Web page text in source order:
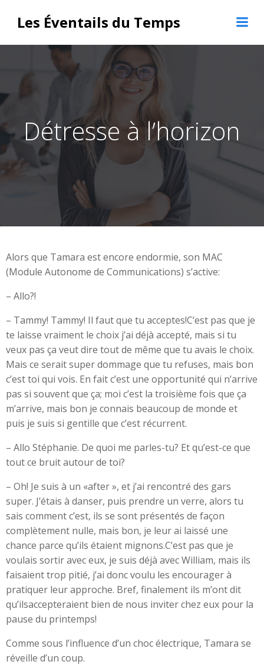
au
contenu
Les Éventails du Temps
Détresse à l’horizon
Alors que Tamara est encore endormie, son MAC
(Module Autonome de Communications) s’active:
– Allo?!
– Tammy! Tammy! Il faut que tu acceptes!C’est pas que je
te laisse vraiment le choix j’ai déjà accepté, mais si tu
veux pas ça veut dire tout de même que tu avais le choix.
Mais ce serait super dommage que tu refuses, mais bon
c’est toi qui vois. En fait c’est une opportunité qui n’arrive
pas si souvent que ça; moi c’est la troisième fois que ça
m’arrive, mais bon je connais beaucoup de monde et
puis je suis si gentille que c’est récurrent.
– Allo Stéphanie. De quoi me parles-tu? Et qu’est-ce que
tout ce bruit autour de toi?
– Oh! Je suis à un «after », et j’ai rencontré des gars
super. J’étais à danser, puis prendre un verre, alors tu
sais comment c’est, ils se sont présentés de façon
complètement nulle, mais bon, je leur ai laissé une
chance parce qu’ils étaient mignons.C’est pas que je
voulais sortir avec eux, je suis déjà avec William, mais ils
faisaient trop pitié, j’ai donc voulu les encourager à
pratiquer leur approche. Bref, finalement ils m’ont dit
qu’ilsaccepteraient bien de nous inviter chez eux pour la
pause du printemps!
Comme sous l’influence d’un choc électrique, Tamara se
réveille d’un coup.